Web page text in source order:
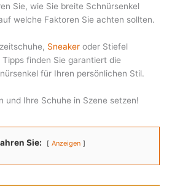
Sie, wie Sie breite Schnürsenkel
welche Faktoren Sie achten sollten.
Sneaker oder Stiefel
finden Sie garantiert die
für Ihren persönlichen Stil.
und Ihre Schuhe in Szene setzen!
Sie: Anzeigen